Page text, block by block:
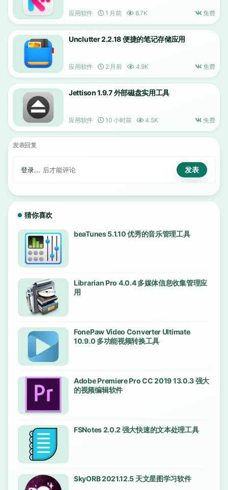
应用软件 1 月前 8.7K 免费
Unclutter 2.2.18 便捷的笔记存储应用
应用软件 2 月前 4.9K 免费
Jettison 1.9.7 外部磁盘实用工具
应用软件 10 小时前 4.5K 免费
发表回复
登录... 后才能评论
猜你喜欢
beaTunes 5.1.10 优秀的音乐管理工具
Librarian Pro 4.0.4 多媒体信息收集管理应
用
FonePaw Video Converter Ultimate
10.9.0 多功能视频转换工具
Adobe Premiere Pro CC 2019 13.0.3 强大
的视频编辑软件
FSNotes 2.0.2 强大快速的文本处理工具
SkyORB 2021.12.5 天文星图学习软件